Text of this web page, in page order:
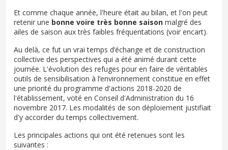
Et comme chaque année, l'heure était au bilan, et l'on peut
retenir une bonne voire très bonne saison malgré des
ailes de saison aux très faibles fréquentations (voir encart).
Au delà, ce fut un vrai temps d’échange et de construction
collective des perspectives qui a été animé durant cette
journée. L'évolution des refuges pour en faire de véritables
outils de sensibilisation à l’environnement constitue en effet
une priorité du programme d'actions 2018-2020 de
l'établissement, voté en Conseil d'Administration du 16
novembre 2017. Les modalités de son déploiement justifiait
d'y accorder du temps collectivement.
Les principales actions qui ont été retenues sont les
suivantes :